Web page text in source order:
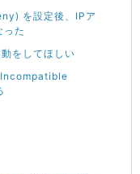
を設定後、IPア
った
をしてほしい
Incompatible